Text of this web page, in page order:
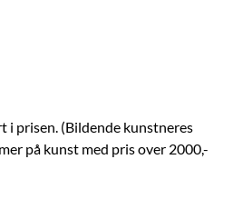
i prisen. (Bildende kunstneres
på kunst med pris over 2000,-